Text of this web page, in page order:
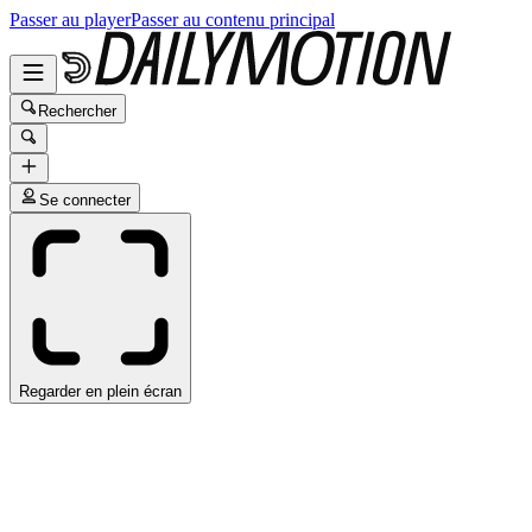
Passer au playerPasser au contenu principal
Rechercher
Se connecter
Regarder en plein écran